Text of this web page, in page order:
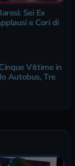
Sei Ex
e Cori di
Vittime in
Autobus, Tre